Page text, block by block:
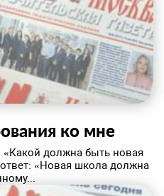
ко мне
должна быть новая
«Новая школа должна